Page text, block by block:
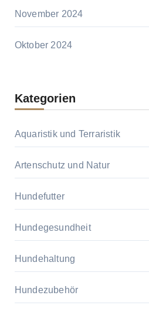
November 2024
Oktober 2024
Kategorien
Aquaristik und Terraristik
Artenschutz und Natur
Hundefutter
Hundegesundheit
Hundehaltung
Hundezubehör